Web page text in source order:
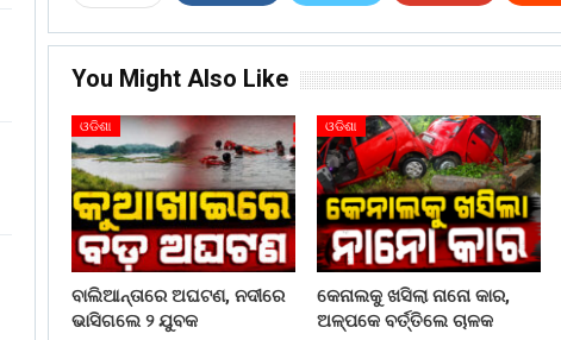
You Might Also Like
ଓଡିଶା
ବାଲିଆନ୍ତାରେ ଅଘଟଣ, ନଦୀରେ
ଭାସିଗଲେ ୨ ଯୁବକ
ଓଡିଶା
କେନାଲକୁ ଖସିଲା ନାନୋ କାର,
ଅଳ୍ପକେ ବର୍ତ୍ତିଲେ ଚାଳକ